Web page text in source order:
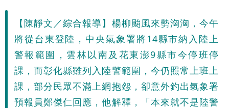
【陳靜文／綜合報導】楊柳颱風來勢洶洶，今午
將從台東登陸，中央氣象署將14縣市納入陸上
警報範圍，雲林以南及花東澎9縣市今停班停
課，而彰化縣雖列入陸警範圍，今仍照常上班上
課，部分民眾不滿上網抱怨，卻意外釣出氣象署
預報員鄭傑仁回應，他解釋，「本來就不是陸警